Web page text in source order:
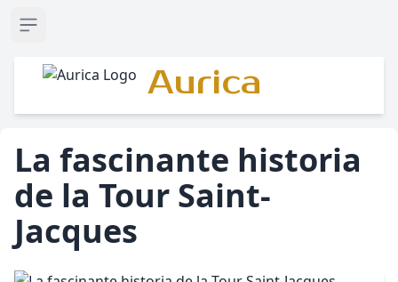
Open sidebar
Aurica
La fascinante historia
de la Tour Saint-
Jacques